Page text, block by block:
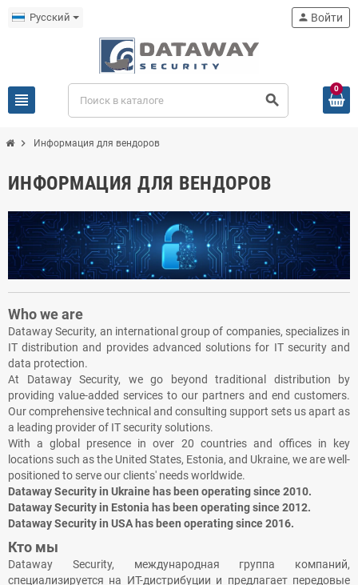
Русский
view_headline search
person Войти
0
chevron_right Информация для вендоров
ИНФОРМАЦИЯ ДЛЯ ВЕНДОРОВ
Who we are
Dataway Security, an international group of companies, specializes in
IT distribution and provides advanced solutions for IT security and
data protection.
At Dataway Security, we go beyond traditional distribution by
providing value-added services to our partners and end customers.
Our comprehensive technical and consulting support sets us apart as
a leading provider of IT security solutions.
With a global presence in over 20 countries and offices in key
locations such as the United States, Estonia, and Ukraine, we are well-
positioned to serve our clients' needs worldwide.
Dataway Security in Ukraine has been operating since 2010.
Dataway Security in Estonia has been operating since 2012.
Dataway Security in USA has been operating since 2016.
Кто мы
Dataway Security, международная группа компаний,
специализируется на ИТ-дистрибуции и предлагает передовые